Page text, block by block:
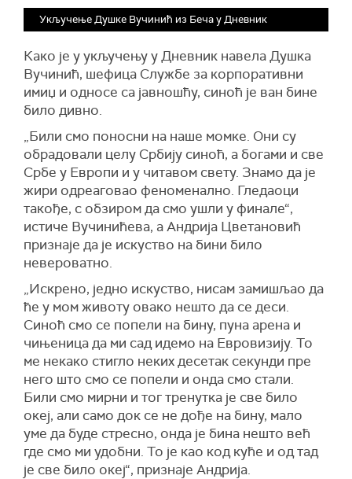
Укључење Душке Вучинић из Беча у Дневник
Како је у укључењу у Дневник навела Душка
Вучинић, шефица Службе за корпоративни
имиџ и односе са јавношћу, синоћ је ван бине
било дивно.
„Били смо поносни на наше момке. Они су
обрадовали целу Србију синоћ, а богами и све
Србе у Европи и у читавом свету. Знамо да је
жири одреаговао феноменално. Гледаоци
такође, с обзиром да смо ушли у финале“,
истиче Вучинићева, а Андрија Цветановић
признаје да је искуство на бини било
невероватно.
„Искрено, једно искуство, нисам замишљао да
ће у мом животу овако нешто да се деси.
Синоћ смо се попели на бину, пуна арена и
чињеница да ми сад идемо на Евровизију. То
ме некако стигло неких десетак секунди пре
него што смо се попели и онда смо стали.
Били смо мирни и тог тренутка је све било
океј, али само док се не дође на бину, мало
уме да буде стресно, онда је бина нешто већ
где смо ми удобни. То је као код куће и од тад
је све било океј“, признаје Андрија.